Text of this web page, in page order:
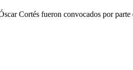
Cortés fueron convocados por